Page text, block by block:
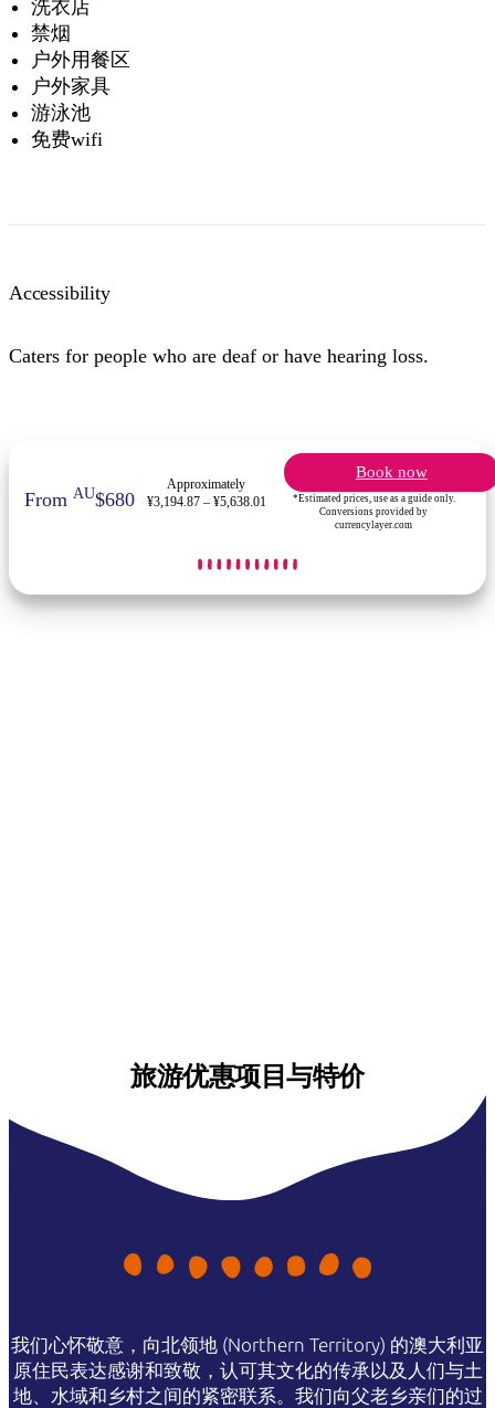
洗衣店
禁烟
户外用餐区
户外家具
游泳池
免费wifi
Accessibility
Caters for people who are deaf or have hearing loss.
FromAU$680
Approximately
¥3,194.87 – ¥5,638.01
Book now
*Estimated prices, use as a guide only.
Conversions provided by
currencylayer.com
旅游优惠项目与特价
我们心怀敬意，向北领地 (Northern Territory) 的澳大利亚
原住民表达感谢和致敬，认可其文化的传承以及人们与土
地、水域和乡村之间的紧密联系。我们向父老乡亲们的过